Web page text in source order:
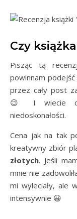
Czy
Pisząc tą
powinnam
przez cały post
😉 I wiecie
niedoskonałości.
Cena jak na tak
kreatywny zbiór
złotych. Jeśli
mnie nie
mi wyleciały, ale
intensywnie 😀